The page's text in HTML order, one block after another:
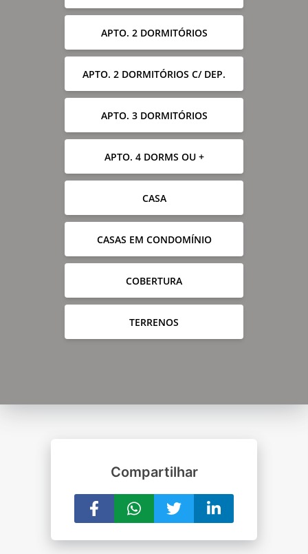
APTO. 2 DORMITÓRIOS
APTO. 2 DORMITÓRIOS C/ DEP.
APTO. 3 DORMITÓRIOS
APTO. 4 DORMS OU +
CASA
CASAS EM CONDOMÍNIO
COBERTURA
TERRENOS
Compartilhar